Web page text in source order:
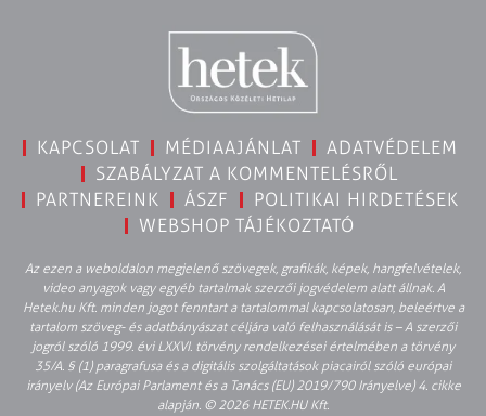
KAPCSOLAT MÉDIAAJÁNLAT
ADATVÉDELEM
SZABÁLYZAT A KOMMENTELÉSRŐL
PARTNEREINK
ÁSZF
POLITIKAI HIRDETÉSEK
WEBSHOP TÁJÉKOZTATÓ
Az ezen a weboldalon megjelenő szövegek, grafikák, képek, hangfelvételek,
video anyagok vagy egyéb tartalmak szerzői jogvédelem alatt állnak. A
Hetek.hu Kft. minden jogot fenntart a tartalommal kapcsolatosan, beleértve a
tartalom szöveg- és adatbányászat céljára való felhasználását is – A szerzői
jogról szóló 1999. évi LXXVI. törvény rendelkezései értelmében a törvény
35/A. § (1) paragrafusa és a digitális szolgáltatások piacairól szóló európai
irányelv (Az Európai Parlament és a Tanács (EU) 2019/790 Irányelve) 4. cikke
alapján. © 2026 HETEK.HU Kft.